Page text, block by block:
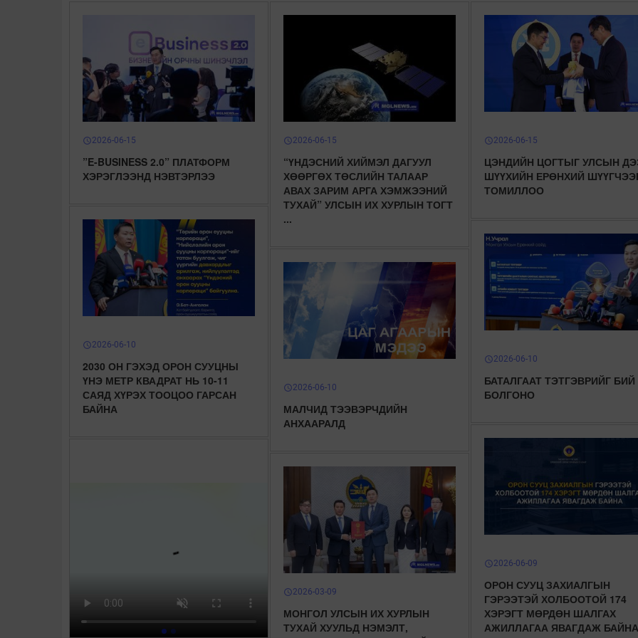
schedule2026-06-15
”E-BUSINESS 2.0” ПЛАТФОРМ
ХЭРЭГЛЭЭНД НЭВТЭРЛЭЭ
schedule2026-06-15
“ҮНДЭСНИЙ ХИЙМЭЛ ДАГУУЛ
ХӨӨРГӨХ ТӨСЛИЙН ТАЛААР
АВАХ ЗАРИМ АРГА ХЭМЖЭЭНИЙ
ТУХАЙ” УЛСЫН ИХ ХУРЛЫН ТОГТ
...
schedule2026-06-15
ЦЭНДИЙН ЦОГТЫГ УЛСЫН
ШҮҮХИЙН ЕРӨНХИЙ
ТОМИЛЛОО
schedule2026-06-10
2030 ОН ГЭХЭД ОРОН СУУЦНЫ
ҮНЭ МЕТР КВАДРАТ НЬ 10-11
САЯД ХҮРЭХ ТООЦОО ГАРСАН
БАЙНА
schedule2026-06-10
БАТАЛГААТ ТЭТГЭВРИЙГ БИЙ
БОЛГОНО
schedule2026-06-10
МАЛЧИД ТЭЭВЭРЧДИЙН
АНХААРАЛД
schedule2026-06-09
ОРОН СУУЦ ЗАХИАЛГЫН
ГЭРЭЭТЭЙ ХОЛБООТОЙ 174
ХЭРЭГТ МӨРДӨН ШАЛГАХ
АЖИЛЛАГАА ЯВАГДАЖ БАЙНА
schedule2026-03-09
МОНГОЛ УЛСЫН ИХ ХУРЛЫН
ТУХАЙ ХУУЛЬД НЭМЭЛТ,